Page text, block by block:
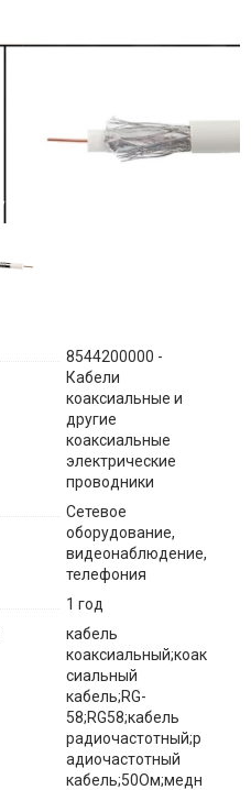
8544200000 -
Кабели
коаксиальные и
другие
коаксиальные
электрические
проводники
Сетевое
оборудование,
видеонаблюдение,
телефония
1 год
кабель
коаксиальный;коак
сиальный
кабель;RG-
58;RG58;кабель
радиочастотный;р
адиочастотный
кабель;50Ом;медн